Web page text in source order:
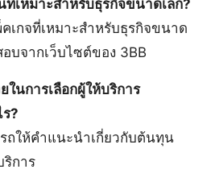
ที่เหมาะสำหรับธุรกิจขนาดเล็ก?
เกจที่เหมาะสำหรับธุรกิจขนาด
บจากเว็บไซต์ของ 3BB
นการเลือกผู้ให้บริการ
?
ถให้คำแนะนำเกี่ยวกับต้นทุน
การ